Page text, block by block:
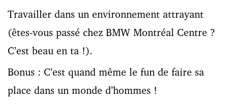
Travailler dans un environnement attrayant
(êtes-vous passé chez BMW Montréal Centre ?
C’est beau en ta !).
Bonus : C’est quand même le fun de faire sa
place dans un monde d’hommes !